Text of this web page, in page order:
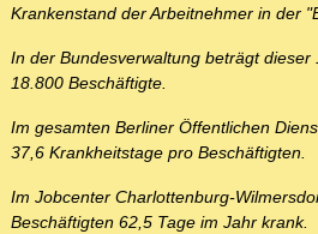
Krankenstand der Arbeitnehmer in der
In der Bundesverwaltung beträgt dieser
18.800 Beschäftigte.
Im gesamten Berliner Öffentlichen
37,6 Krankheitstage pro Beschäftigten.
Im Jobcenter Charlottenburg-
Beschäftigten 62,5 Tage im Jahr krank.